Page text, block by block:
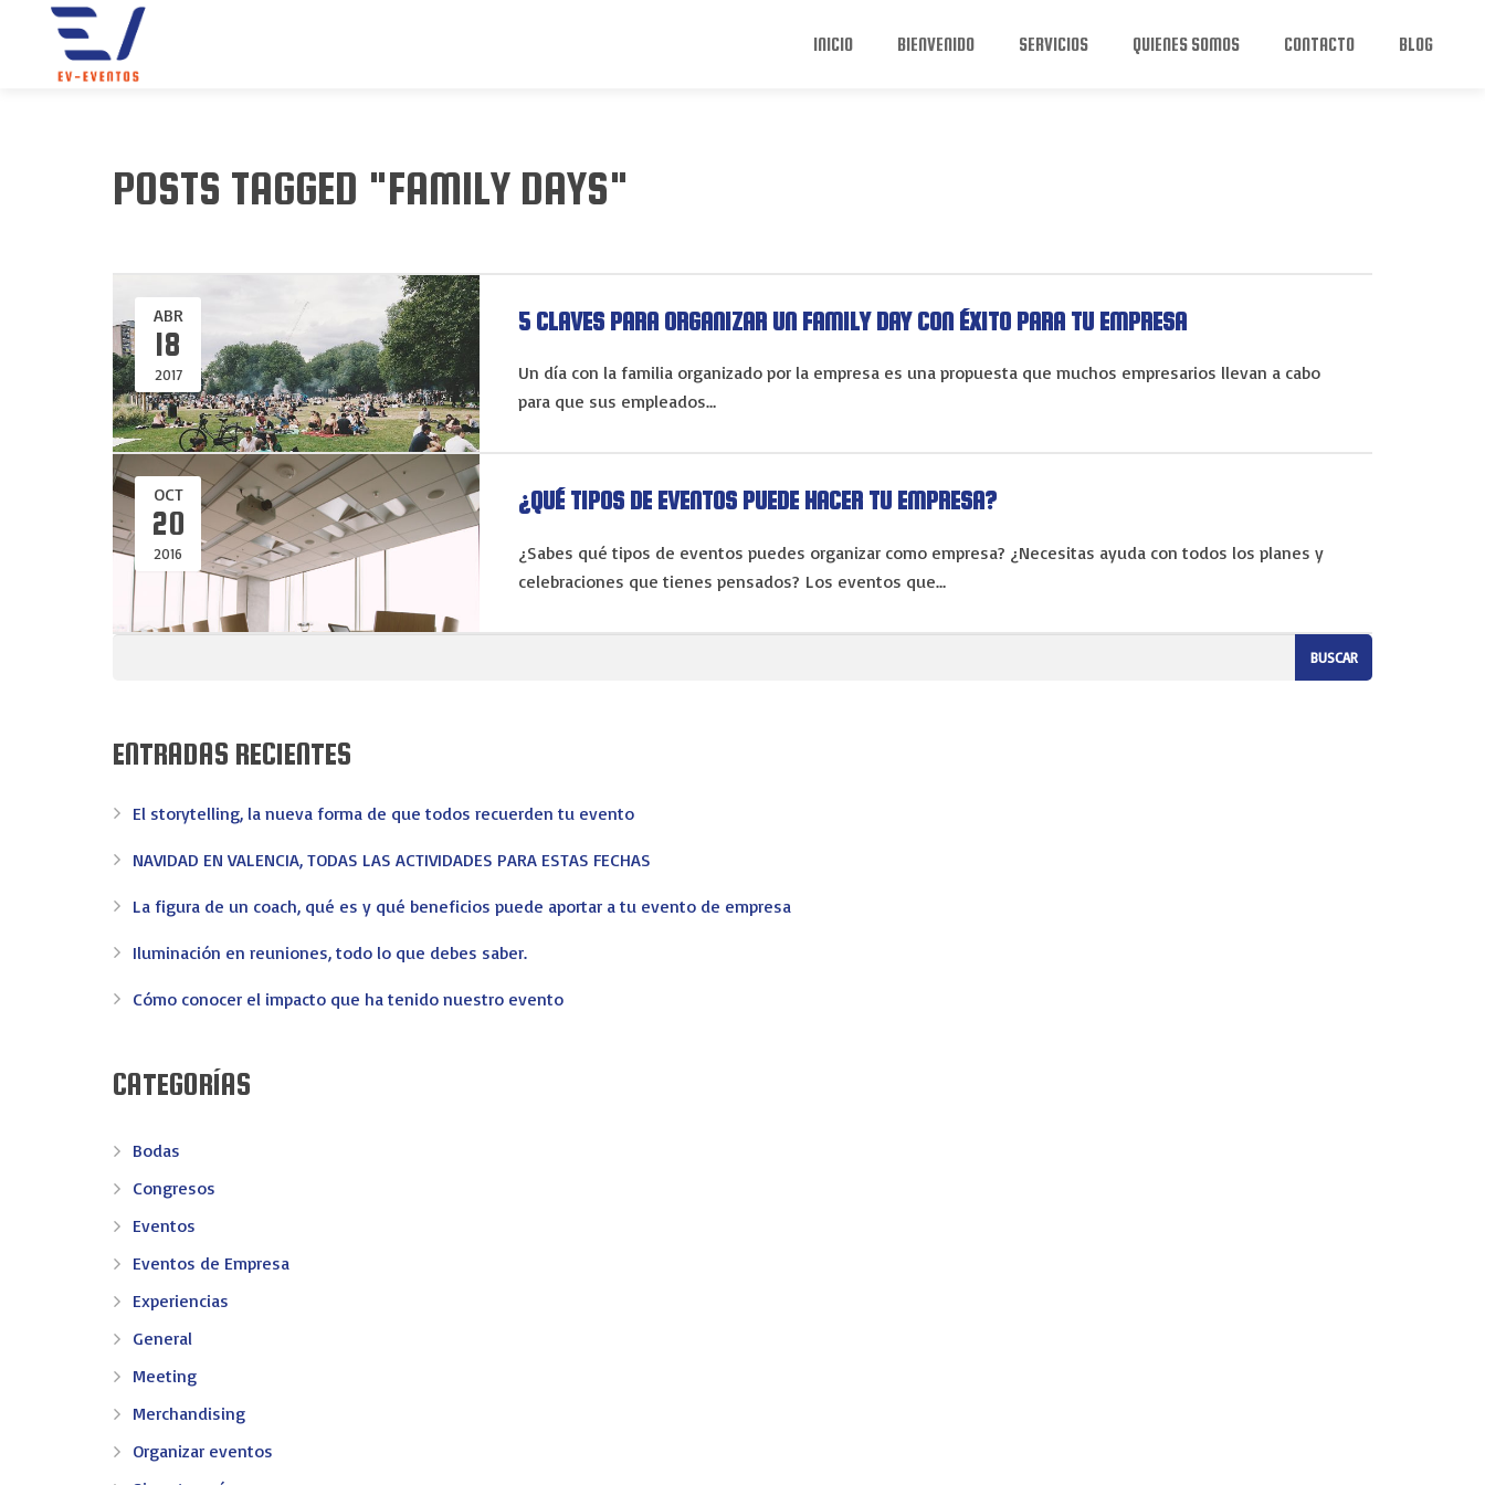
INICIO BIENVENIDO SERVICIOS QUIENES SOMOS CONTACTO BLOG
POSTS TAGGED "FAMILY DAYS"
5 CLAVES PARA ORGANIZAR UN FAMILY DAY CON ÉXITO PARA TU EMPRESA
ABR
18
2017
Un día con la familia organizado por la empresa es una propuesta que muchos empresarios llevan a cabo
para que sus empleados…
¿QUÉ TIPOS DE EVENTOS PUEDE HACER TU EMPRESA?
OCT
20
2016
¿Sabes qué tipos de eventos puedes organizar como empresa? ¿Necesitas ayuda con todos los planes y
celebraciones que tienes pensados? Los eventos que…
ENTRADAS RECIENTES
El storytelling, la nueva forma de que todos recuerden tu evento
NAVIDAD EN VALENCIA, TODAS LAS ACTIVIDADES PARA ESTAS FECHAS
La figura de un coach, qué es y qué beneficios puede aportar a tu evento de empresa
Iluminación en reuniones, todo lo que debes saber.
Cómo conocer el impacto que ha tenido nuestro evento
CATEGORÍAS
Bodas
Congresos
Eventos
Eventos de Empresa
Experiencias
General
Meeting
Merchandising
Organizar eventos
EV-EVENTOS
confianza en Valencia.
Congresos Convenciones